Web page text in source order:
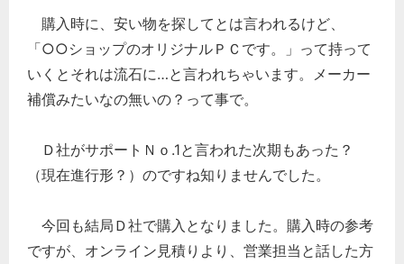
購入時に、安い物を探してとは言われるけど、
「○○ショップのオリジナルＰＣです。」って持って
いくとそれは流石に…と言われちゃいます。メーカー
補償みたいなの無いの？って事で。
Ｄ社がサポートＮｏ.1と言われた次期もあった？
（現在進行形？）のですね知りませんでした。
今回も結局Ｄ社で購入となりました。購入時の参考
ですが、オンライン見積りより、営業担当と話した方